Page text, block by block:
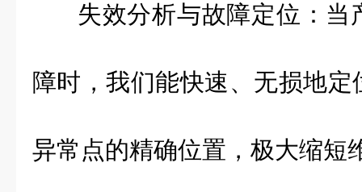
失效分析与故障定位：当
障时，我们能快速、无损地
异常点的精确位置，极大缩短